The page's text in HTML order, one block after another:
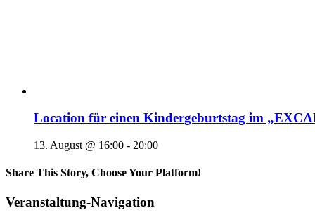
Location für einen Kindergeburtstag im
13. August @ 16:00 - 20:00
Share This Story, Choose Your Platform!
Veranstaltung-Navigation